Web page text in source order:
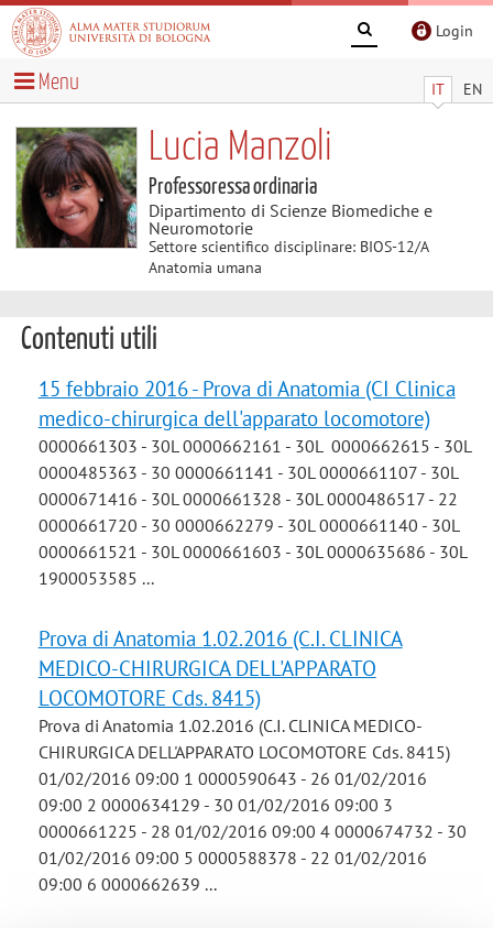
Login
IT EN
Menu
Lucia Manzoli
Professoressa ordinaria
Dipartimento di Scienze Biomediche e
Neuromotorie
Settore scientifico disciplinare: BIOS-12/A
Anatomia umana
Contenuti utili
15 febbraio 2016 - Prova di Anatomia (CI Clinica
medico-chirurgica dell'apparato locomotore)
0000661303 - 30L 0000662161 - 30L 0000662615 - 30L
0000485363 - 30 0000661141 - 30L 0000661107 - 30L
0000671416 - 30L 0000661328 - 30L 0000486517 - 22
0000661720 - 30 0000662279 - 30L 0000661140 - 30L
0000661521 - 30L 0000661603 - 30L 0000635686 - 30L
1900053585 ...
Prova di Anatomia 1.02.2016 (C.I. CLINICA
MEDICO-CHIRURGICA DELL'APPARATO
LOCOMOTORE Cds. 8415)
Prova di Anatomia 1.02.2016 (C.I. CLINICA MEDICO-
CHIRURGICA DELL'APPARATO LOCOMOTORE Cds. 8415)
01/02/2016 09:00 1 0000590643 - 26 01/02/2016
09:00 2 0000634129 - 30 01/02/2016 09:00 3
0000661225 - 28 01/02/2016 09:00 4 0000674732 - 30
01/02/2016 09:00 5 0000588378 - 22 01/02/2016
09:00 6 0000662639 ...